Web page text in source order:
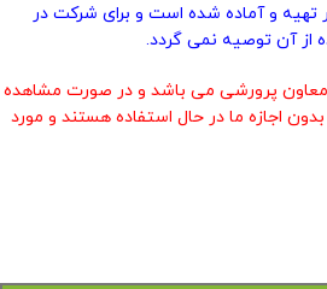
تهیه و آماده شده است و برای شرکت در
از آن توصیه نمی گردد.
پرورشی می باشد و در صورت مشاهده
اجازه ما در حال استفاده هستند و مورد